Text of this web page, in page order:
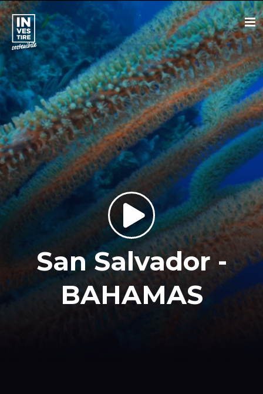
San Salvador -
BAHAMAS